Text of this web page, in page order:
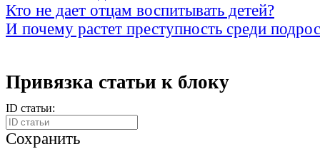
Кто не дает отцам воспитывать детей?
И почему растет преступность среди
Привязка статьи к блоку
ID статьи:
Сохранить